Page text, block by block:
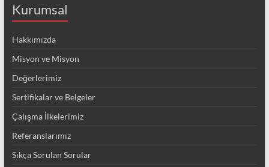
Kurumsal
Hakkımızda
Misyon ve Misyon
Değerlerimiz
Sertifikalar ve Belgeler
Çalışma İlkelerimiz
Referanslarımız
Sıkça Sorulan Sorular